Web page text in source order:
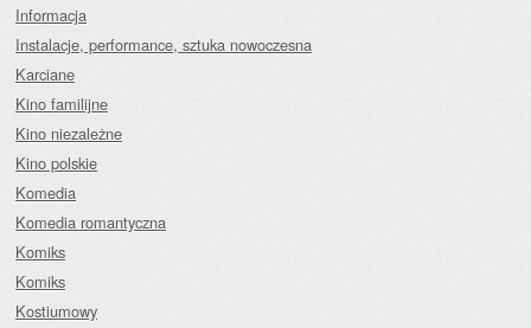
Informacja
Instalacje, performance, sztuka nowoczesna
Karciane
Kino familijne
Kino niezależne
Kino polskie
Komedia
Komedia romantyczna
Komiks
Komiks
Kostiumowy